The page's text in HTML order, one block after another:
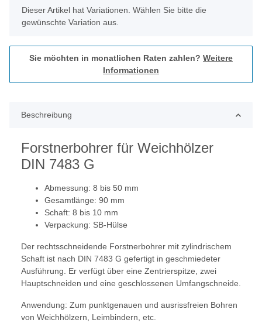
x
Dieser Artikel hat Variationen. Wählen Sie bitte die
gewünschte Variation aus.
Sie möchten in monatlichen Raten zahlen? Weitere
Informationen
Beschreibung
Forstnerbohrer für Weichhölzer
DIN 7483 G
Abmessung: 8 bis 50 mm
Gesamtlänge: 90 mm
Schaft: 8 bis 10 mm
Verpackung: SB-Hülse
Der rechtsschneidende Forstnerbohrer mit zylindrischem
Schaft ist nach DIN 7483 G gefertigt in geschmiedeter
Ausführung. Er verfügt über eine Zentrierspitze, zwei
Hauptschneiden und eine geschlossenen Umfangschneide.
Anwendung: Zum punktgenauen und ausrissfreien Bohren
von Weichhölzern, Leimbindern, etc.